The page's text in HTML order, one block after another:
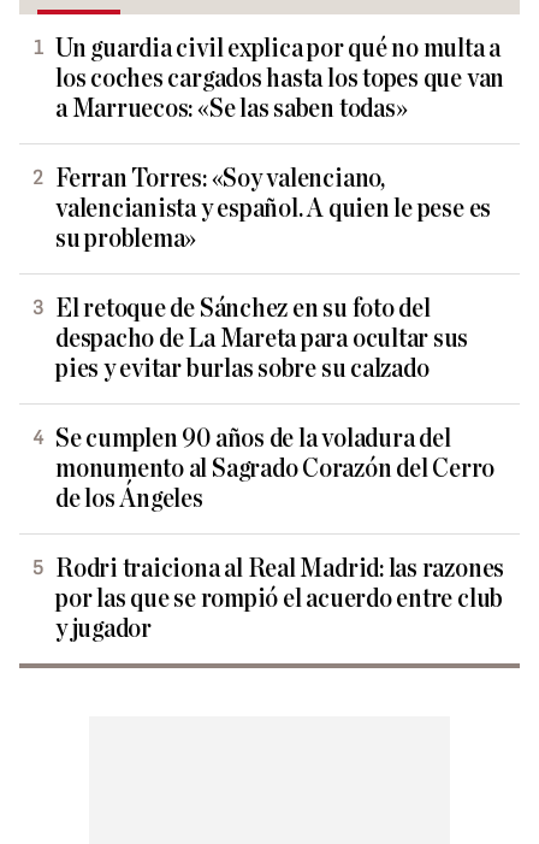
Un guardia civil explica por qué no multa a
los coches cargados hasta los topes que van
a Marruecos: «Se las saben todas»
Ferran Torres: «Soy valenciano,
valencianista y español. A quien le pese es
su problema»
El retoque de Sánchez en su foto del
despacho de La Mareta para ocultar sus
pies y evitar burlas sobre su calzado
Se cumplen 90 años de la voladura del
monumento al Sagrado Corazón del Cerro
de los Ángeles
Rodri traiciona al Real Madrid: las razones
por las que se rompió el acuerdo entre club
y jugador